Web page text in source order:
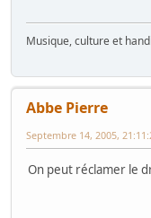
Musique, culture et
Abbe Pierre
Septembre 14, 2005,
On peut réclamer le